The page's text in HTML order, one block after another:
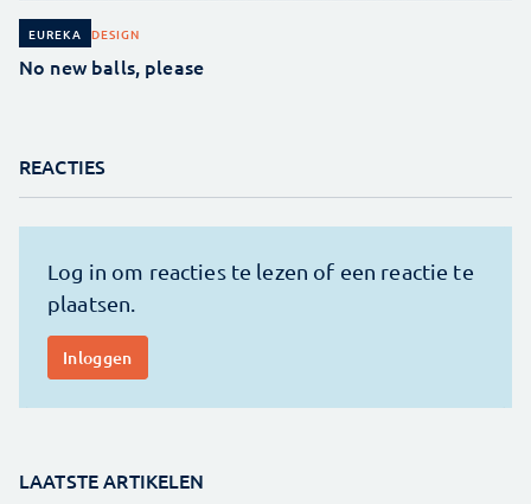
EUREKA DESIGN
No new balls, please
REACTIES
LAATSTE ARTIKELEN